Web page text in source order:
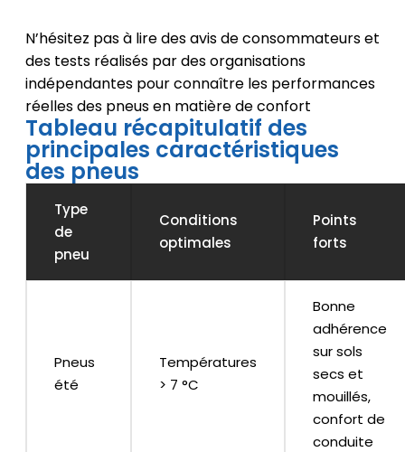
N’hésitez pas à lire des avis de consommateurs et
des tests réalisés par des organisations
indépendantes pour connaître les performances
réelles des pneus en matière de confort
Tableau récapitulatif des
principales caractéristiques
des pneus
Type
de
pneu
Conditions
optimales
Points
forts
Pneus
été
Températures
> 7 °C
Bonne
adhérence
sur sols
secs et
mouillés,
confort de
conduite